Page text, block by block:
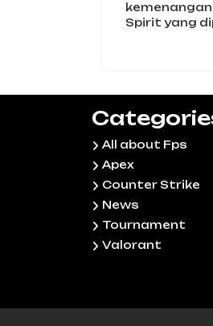
Spirit yang
All about Fps
Apex
Counter Strike
News
Tournament
Valorant